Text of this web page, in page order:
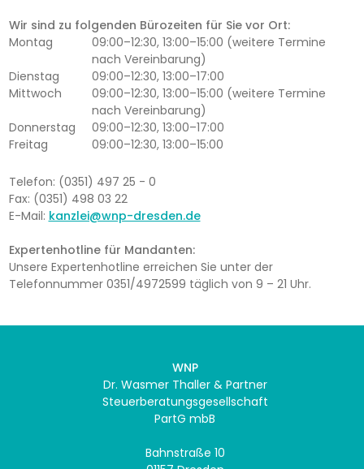
Wir sind zu folgenden Bürozeiten für Sie vor Ort:
Montag
09:00–12:30, 13:00–15:00 (weitere Termine
nach Vereinbarung)
Dienstag
09:00–12:30, 13:00–17:00
Mittwoch
09:00–12:30, 13:00–15:00 (weitere Termine
nach Vereinbarung)
Donnerstag
09:00–12:30, 13:00–17:00
Freitag
09:00–12:30, 13:00–15:00
Telefon: (0351) 497 25 - 0
Fax: (0351) 498 03 22
E-Mail: kanzlei@wnp-dresden.de
Expertenhotline für Mandanten:
Unsere Expertenhotline erreichen Sie unter der
Telefonnummer 0351/4972599 täglich von 9 – 21 Uhr.
WNP
Dr. Wasmer Thaller & Partner
Steuerberatungsgesellschaft
PartG mbB
Bahnstraße 10